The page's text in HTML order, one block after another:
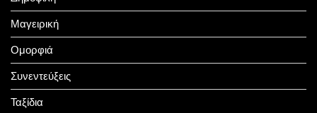
Μαγειρική
Ομορφιά
Συνεντεύξεις
Ταξίδια